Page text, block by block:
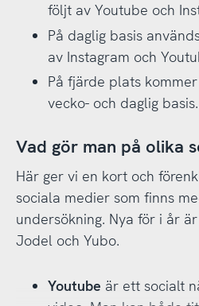
följt av Youtube och
På daglig basis
av Instagram och
På fjärde plats
vecko- och daglig basis.
Vad gör man på olika
Här ger vi en kort och
sociala medier som finns
undersökning. Nya för i år
Jodel och Yubo.
Youtube är ett socialt